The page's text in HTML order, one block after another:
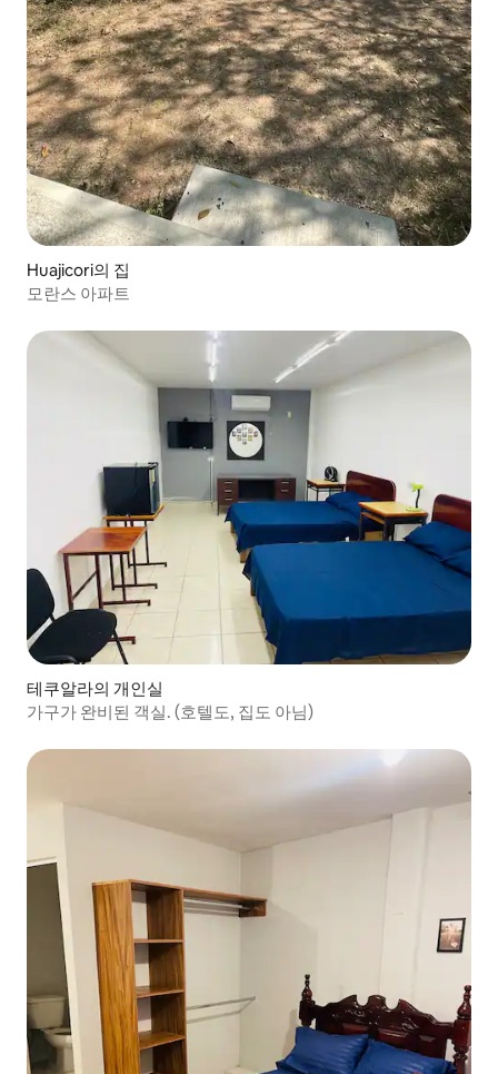
Huajicori의 집
모란스 아파트
테쿠알라의 개인실
가구가 완비된 객실. (호텔도, 집도 아님)